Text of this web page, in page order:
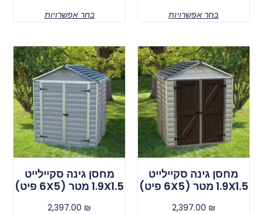
בחר אפשרויות
בחר אפשרויות
מחסן גינה סקיילייט
1.9X1.5 מטר (6X5 פיט)
2,397.00 ₪
מחסן גינה סקיילייט
1.9X1.5 מטר (6X5 פיט)
2,397.00 ₪